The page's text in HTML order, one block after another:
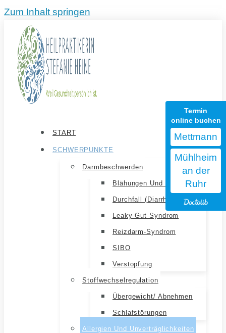
Zum Inhalt springen
START
SCHWERPUNKTE
Darmbeschwerden
Blähungen Und Völlegefühl
Durchfall (Diarrhoe)
Leaky Gut Syndrom
Reizdarm-Syndrom
SIBO
Verstopfung
Stoffwechselregulation
Übergewicht/ Abnehmen
Schlafstörungen
Allergien Und Unverträglichkeiten
Termin
online buchen
Mettmann
Mühlheim
an der
Ruhr